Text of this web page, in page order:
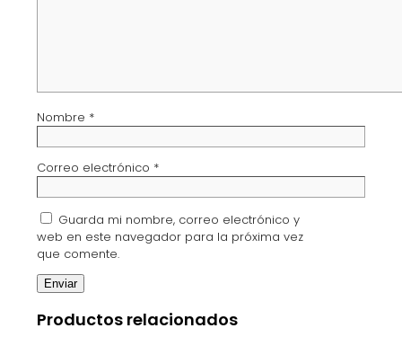
Nombre *
Correo electrónico *
Guarda mi nombre, correo electrónico y
web en este navegador para la próxima vez
que comente.
Productos relacionados